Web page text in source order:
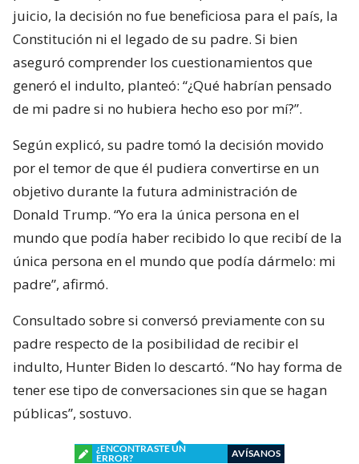
juicio, la decisión no fue beneficiosa para el país, la
Constitución ni el legado de su padre. Si bien
aseguró comprender los cuestionamientos que
generó el indulto, planteó: “¿Qué habrían pensado
de mi padre si no hubiera hecho eso por mí?”.
Según explicó, su padre tomó la decisión movido
por el temor de que él pudiera convertirse en un
objetivo durante la futura administración de
Donald Trump. “Yo era la única persona en el
mundo que podía haber recibido lo que recibí de la
única persona en el mundo que podía dármelo: mi
padre”, afirmó.
Consultado sobre si conversó previamente con su
padre respecto de la posibilidad de recibir el
indulto, Hunter Biden lo descartó. “No hay forma de
tener ese tipo de conversaciones sin que se hagan
públicas”, sostuvo.
¿ENCONTRASTE UN
ERROR?
AVÍSANOS